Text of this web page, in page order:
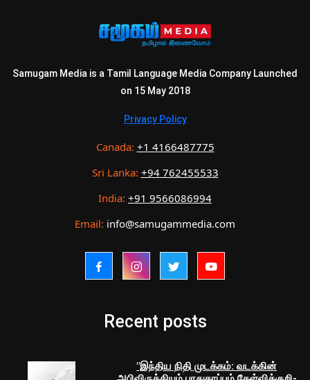
Samugam Media is a Tamil Language Media Company Launched
on 15 May 2018
Privacy Policy
Canada: +1 4166487775
Sri Lanka: +94 762455533
India: +91 9566086994
Email: info@samugammedia.com
Recent posts
"இந்திய நிதி முடக்கம்: வடக்கின்